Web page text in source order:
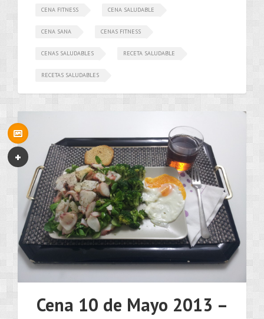
CENA FITNESS CENA SALUDABLE
CENA SANA CENAS FITNESS
CENAS SALUDABLES RECETA SALUDABLE
RECETAS SALUDABLES
Cena 10 de Mayo 2013 –